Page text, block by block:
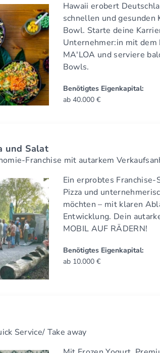
Hawaii erobert
schnellen und gesunden
Bowl. Starte deine
Unternehmer:in mit dem
MA'LOA und serviere
Bowls.
Benötigtes Eigenkapital:
ab 40.000 €
und Salat
Franchise mit autarkem
Ein erprobtes
Pizza und
möchten – mit klaren
Entwicklung. Dein
MOBIL AUF RÄDERN!
Benötigtes Eigenkapital:
ab 10.000 €
Service/ Take away